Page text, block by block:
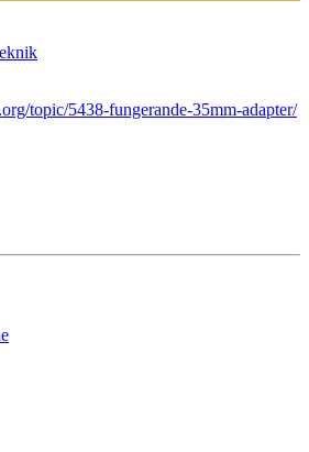
topic/5438-fungerande-35mm-adapter/